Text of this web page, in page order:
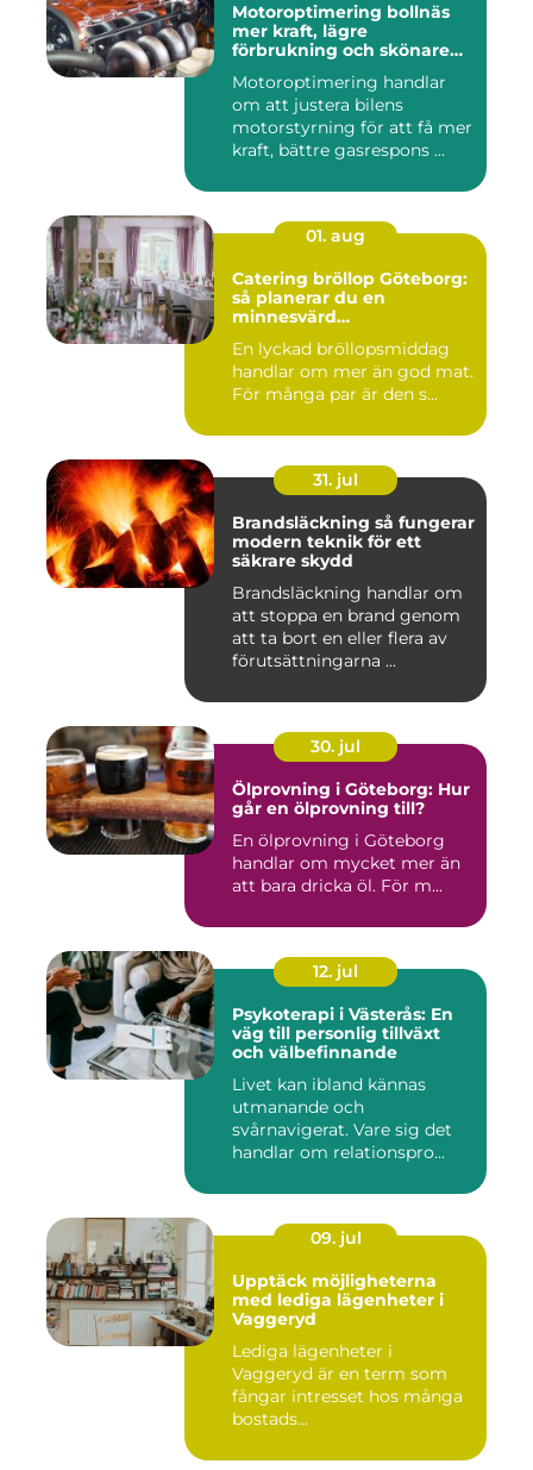
Motoroptimering bollnäs
mer kraft, lägre
förbrukning och skönare
Motoroptimering handlar
om att justera bilens
motorstyrning för att få mer
kraft, bättre gasrespons ...
01. aug
Catering bröllop Göteborg:
så planerar du en
minnesvärd
En lyckad bröllopsmiddag
handlar om mer än god mat.
För många par är den s...
31. jul
Brandsläckning så fungerar
modern teknik för ett
säkrare skydd
Brandsläckning handlar om
att stoppa en brand genom
att ta bort en eller flera av
förutsättningarna ...
30. jul
Ölprovning i Göteborg: Hur
går en ölprovning till?
En ölprovning i Göteborg
handlar om mycket mer än
att bara dricka öl. För m...
12. jul
Psykoterapi i Västerås: En
väg till personlig tillväxt
och välbefinnande
Livet kan ibland kännas
utmanande och
svårnavigerat. Vare sig det
handlar om relationspro...
09. jul
Upptäck möjligheterna
med lediga lägenheter i
Vaggeryd
Lediga lägenheter i
Vaggeryd är en term som
fångar intresset hos många
bostads...